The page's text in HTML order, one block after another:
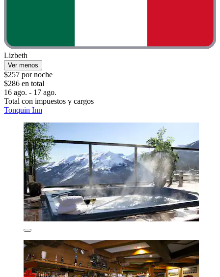
Lizbeth
Ver menos
$257 por noche
$286 en total
16 ago. - 17 ago.
Total con impuestos y cargos
Tonquin Inn